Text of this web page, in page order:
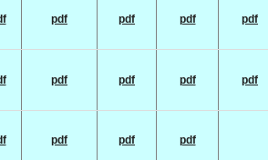
pdf pdf pdf pdf
pdf pdf pdf pdf
pdf pdf pdf